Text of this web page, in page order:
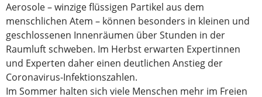
Aerosole – winzige flüssigen Partikel aus dem
menschlichen Atem – können besonders in kleinen und
geschlossenen Innenräumen über Stunden in der
Raumluft schweben. Im Herbst erwarten Expertinnen
und Experten daher einen deutlichen Anstieg der
Coronavirus-Infektionszahlen.
Im Sommer halten sich viele Menschen mehr im Freien